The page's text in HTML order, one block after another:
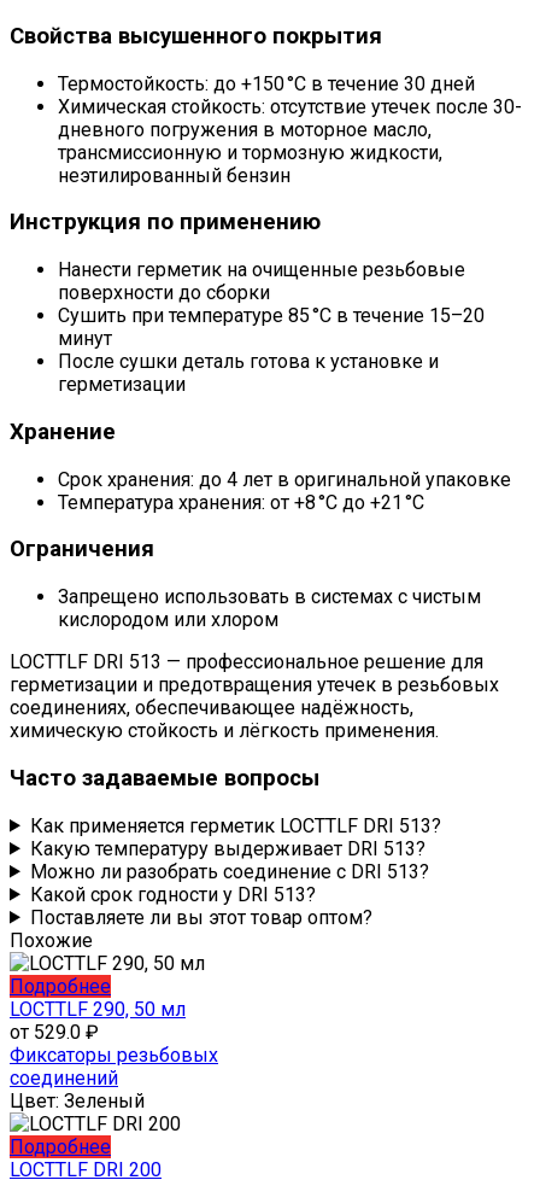
Свойства высушенного покрытия
Термостойкость: до +150 °C в течение 30 дней
Химическая стойкость: отсутствие утечек после 30-
дневного погружения в моторное масло,
трансмиссионную и тормозную жидкости,
неэтилированный бензин
Инструкция по применению
Нанести герметик на очищенные резьбовые
поверхности до сборки
Сушить при температуре 85 °C в течение 15–20
минут
После сушки деталь готова к установке и
герметизации
Хранение
Срок хранения: до 4 лет в оригинальной упаковке
Температура хранения: от +8 °C до +21 °C
Ограничения
Запрещено использовать в системах с чистым
кислородом или хлором
LOCTTLF DRI 513 — профессиональное решение для
герметизации и предотвращения утечек в резьбовых
соединениях, обеспечивающее надёжность,
химическую стойкость и лёгкость применения.
Часто задаваемые вопросы
Как применяется герметик LOCTTLF DRI 513?
Какую температуру выдерживает DRI 513?
Можно ли разобрать соединение с DRI 513?
Какой срок годности у DRI 513?
Поставляете ли вы этот товар оптом?
Похожие
ПодробнееЭтот
товар
несколько
вариаций.
Опции
можно
выбрать
на
LOCTTLF 290, 50 мл
от 529.0 ₽
Фиксаторы резьбовых
соединений
Цвет: Зеленый
ПодробнееЭтот
товар
LOCTTLF DRI 200